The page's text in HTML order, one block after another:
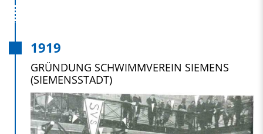
1919
GRÜNDUNG SCHWIMMVEREIN SIEMENS
(SIEMENSSTADT)